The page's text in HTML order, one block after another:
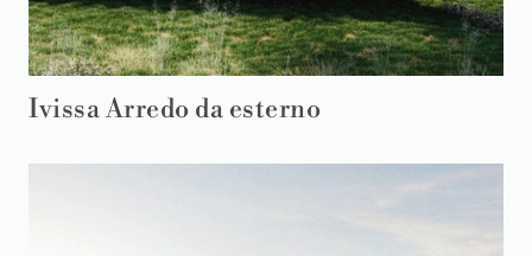
Ivissa Arredo da esterno